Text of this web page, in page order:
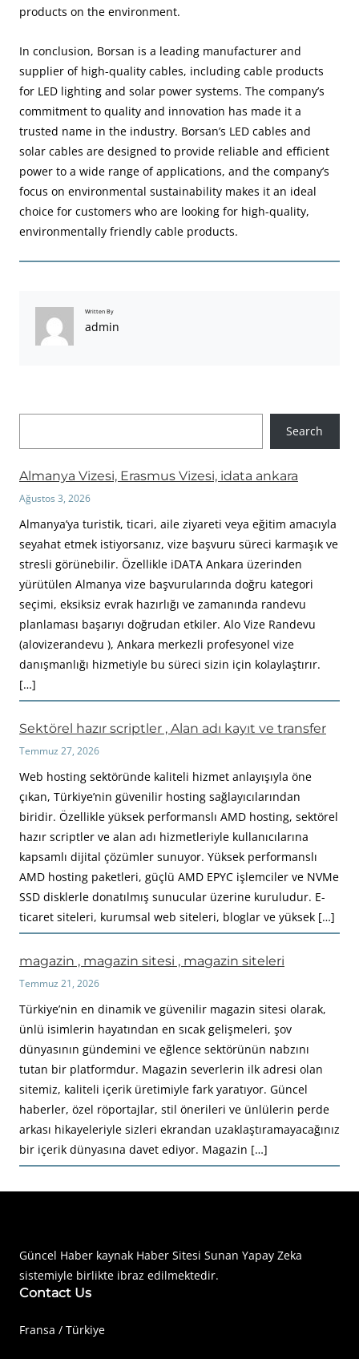
products on the environment.
In conclusion, Borsan is a leading manufacturer and
supplier of high-quality cables, including cable products
for LED lighting and solar power systems. The company’s
commitment to quality and innovation has made it a
trusted name in the industry. Borsan’s LED cables and
solar cables are designed to provide reliable and efficient
power to a wide range of applications, and the company’s
focus on environmental sustainability makes it an ideal
choice for customers who are looking for high-quality,
environmentally friendly cable products.
Written By
admin
Search
Almanya Vizesi, Erasmus Vizesi, idata ankara
Ağustos 3, 2026
Almanya’ya turistik, ticari, aile ziyareti veya eğitim amacıyla
seyahat etmek istiyorsanız, vize başvuru süreci karmaşık ve
stresli görünebilir. Özellikle iDATA Ankara üzerinden
yürütülen Almanya vize başvurularında doğru kategori
seçimi, eksiksiz evrak hazırlığı ve zamanında randevu
planlaması başarıyı doğrudan etkiler. Alo Vize Randevu
(alovizerandevu ), Ankara merkezli profesyonel vize
danışmanlığı hizmetiyle bu süreci sizin için kolaylaştırır.
[…]
Sektörel hazır scriptler , Alan adı kayıt ve transfer
Temmuz 27, 2026
Web hosting sektöründe kaliteli hizmet anlayışıyla öne
çıkan, Türkiye’nin güvenilir hosting sağlayıcılarından
biridir. Özellikle yüksek performanslı AMD hosting, sektörel
hazır scriptler ve alan adı hizmetleriyle kullanıcılarına
kapsamlı dijital çözümler sunuyor. Yüksek performanslı
AMD hosting paketleri, güçlü AMD EPYC işlemciler ve NVMe
SSD disklerle donatılmış sunucular üzerine kuruludur. E-
ticaret siteleri, kurumsal web siteleri, bloglar ve yüksek […]
magazin , magazin sitesi , magazin siteleri
Temmuz 21, 2026
Türkiye’nin en dinamik ve güvenilir magazin sitesi olarak,
ünlü isimlerin hayatından en sıcak gelişmeleri, şov
dünyasının gündemini ve eğlence sektörünün nabzını
tutan bir platformdur. Magazin severlerin ilk adresi olan
sitemiz, kaliteli içerik üretimiyle fark yaratıyor. Güncel
haberler, özel röportajlar, stil önerileri ve ünlülerin perde
arkası hikayeleriyle sizleri ekrandan uzaklaştıramayacağınız
bir içerik dünyasına davet ediyor. Magazin […]
Güncel Haber kaynak Haber Sitesi Sunan Yapay Zeka
sistemiyle birlikte ibraz edilmektedir.
Contact Us
Fransa / Türkiye